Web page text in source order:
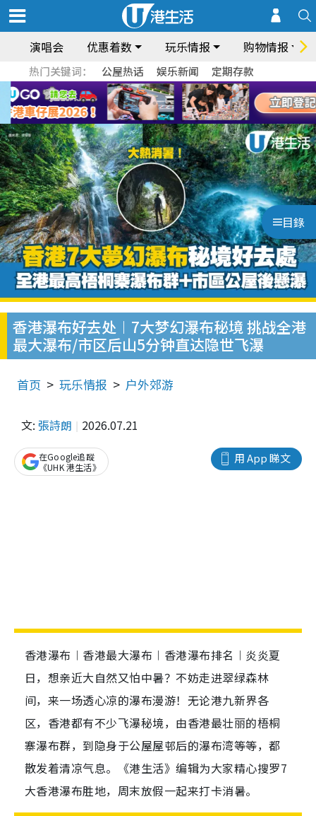
演唱会 优惠着数 玩乐情报 购物情报
热门关键词： 公屋热话 娱乐新闻 定期存款
目錄
香港瀑布好去处︱7大梦幻瀑布秘境 挑战全港
最大瀑布/市区后山5分钟直达隐世飞瀑
首页 玩乐情报 户外郊游
文: 張詩朗 2026.07.21
用 App 睇文
在Google追蹤
《UHK 港生活》
香港瀑布︱香港最大瀑布︱香港瀑布排名︱炎炎夏
日，想亲近大自然又怕中暑？不妨走进翠绿森林
间，来一场透心凉的瀑布漫游！无论港九新界各
区，香港都有不少飞瀑秘境，由香港最壮丽的梧桐
寨瀑布群，到隐身于公屋屋邨后的瀑布湾等等，都
散发着清凉气息。《港生活》编辑为大家精心搜罗7
大香港瀑布胜地，周末放假一起来打卡消暑。